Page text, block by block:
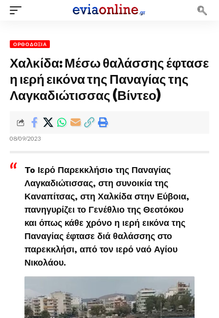
ΟΡΘΟΔΟΞΊΑ
Χαλκίδα: Μέσω θαλάσσης έφτασε
η ιερή εικόνα της Παναγίας της
Λαγκαδιώτισσας (Βίντεο)
08/09/2023
To Ιερό Παρεκκλήσιo της Παναγίας
Λαγκαδιώτισσας, στη συνοικία της
Καναπίτσας, στη Χαλκίδα στην Εύβοια,
πανηγυρίζει το Γενέθλιο της Θεοτόκου
και όπως κάθε χρόνο η ιερή εικόνα της
Παναγίας έφτασε διά θαλάσσης στο
παρεκκλήσι, από τον ιερό ναό Αγίου
Νικολάου.